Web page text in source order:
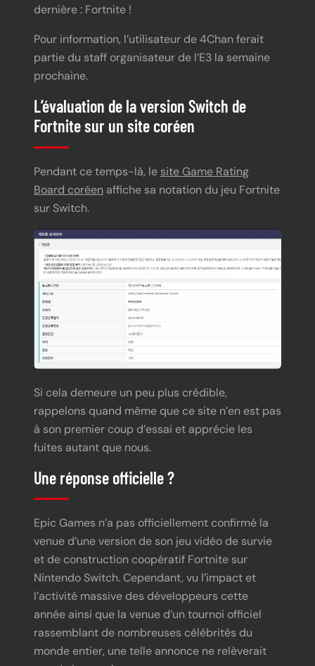
dernière : Fortnite !
Pour information, l’utilisateur de 4Chan ferait
partie du staff organisateur de l’E3 la semaine
prochaine.
L’évaluation de la version Switch de
Fortnite sur un site coréen
Pendant ce temps-là, le site Game Rating
Board coréen affiche sa notation du jeu Fortnite
sur Switch.
Si cela demeure un peu plus crédible,
rappelons quand même que ce site n’en est pas
à son premier coup d’essai et apprécie les
fuites autant que nous.
Une réponse officielle ?
Epic Games n’a pas officiellement confirmé la
venue d’une version de son jeu vidéo de survie
et de construction coopératif Fortnite sur
Nintendo Switch. Cependant, vu l’impact et
l’activité massive des développeurs cette
année ainsi que la venue d’un tournoi officiel
rassemblant de nombreuses célébrités du
monde entier, une telle annonce ne relèverait